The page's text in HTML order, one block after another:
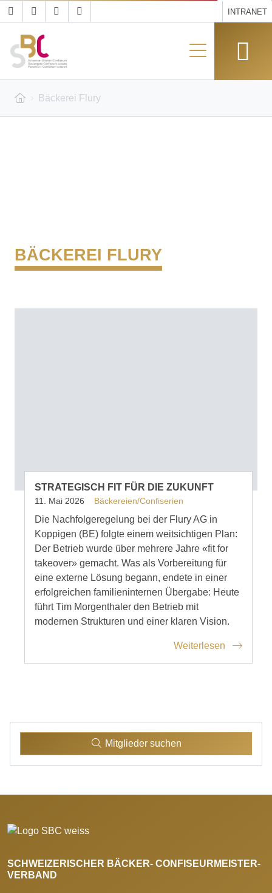
INTRANET
Bäckerei Flury
BÄCKEREI FLURY
STRATEGISCH FIT FÜR DIE ZUKUNFT
11. Mai 2026 Bäckereien/Confiserien
Die Nachfolgeregelung bei der Flury AG in
Koppigen (BE) folgte einem weitsichtigen Plan:
Der Betrieb wurde über mehrere Jahre «fit for
takeover» gemacht. Was als Vorbereitung für
eine externe Lösung begann, endete in einer
erfolgreichen familieninternen Übergabe: Heute
führt Tim Morgenthaler den Betrieb mit
modernen Strukturen und einer klaren Vision.
Weiterlesen
Mitglieder suchen
SCHWEIZERISCHER BÄCKER- CONFISEURMEISTER-
VERBAND